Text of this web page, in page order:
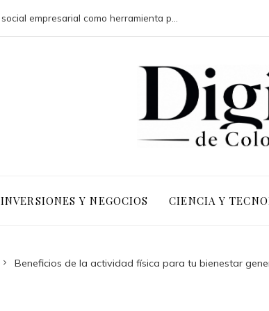
INVERSIONES Y NEGOCIOS CIENCIA Y
Beneficios de la actividad física para tu bienestar